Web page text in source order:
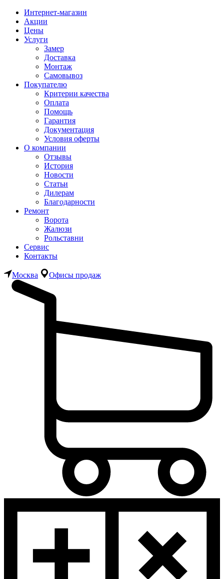
Интернет-магазин
Акции
Цены
Услуги
Замер
Доставка
Монтаж
Самовывоз
Покупателю
Критерии качества
Оплата
Помощь
Гарантия
Документация
Условия оферты
О компании
Отзывы
История
Новости
Статьи
Дилерам
Благодарности
Ремонт
Ворота
Жалюзи
Рольставни
Сервис
Контакты
Москва Офисы продаж